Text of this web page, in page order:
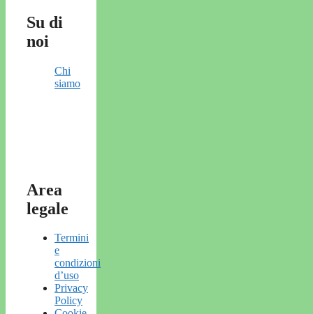
Su di
noi
Chi
siamo
Area
legale
Termini
e
condizioni
d’uso
Privacy
Policy